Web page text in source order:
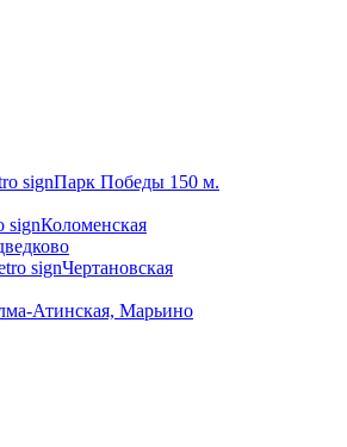
Парк Победы 150 м.
Коломенская
Чертановская
Атинская, Марьино